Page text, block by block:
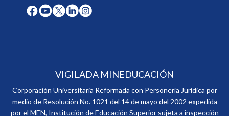
VIGILADA MINEDUCACIÓN
Corporación Universitaria Reformada con Personería Jurídica por
medio de Resolución No. 1021 del 14 de mayo del 2002 expedida
por el MEN, Institución de Educación Superior sujeta a inspección